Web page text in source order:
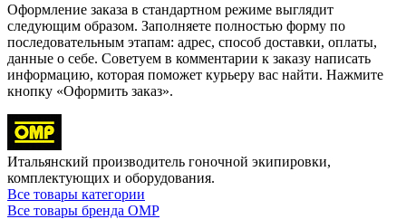
Оформление заказа в стандартном режиме выглядит
следующим образом. Заполняете полностью форму по
последовательным этапам: адрес, способ доставки, оплаты,
данные о себе. Советуем в комментарии к заказу написать
информацию, которая поможет курьеру вас найти. Нажмите
кнопку «Оформить заказ».
Итальянский производитель гоночной экипировки,
комплектующих и оборудования.
Все товары категории
Все товары бренда OMP